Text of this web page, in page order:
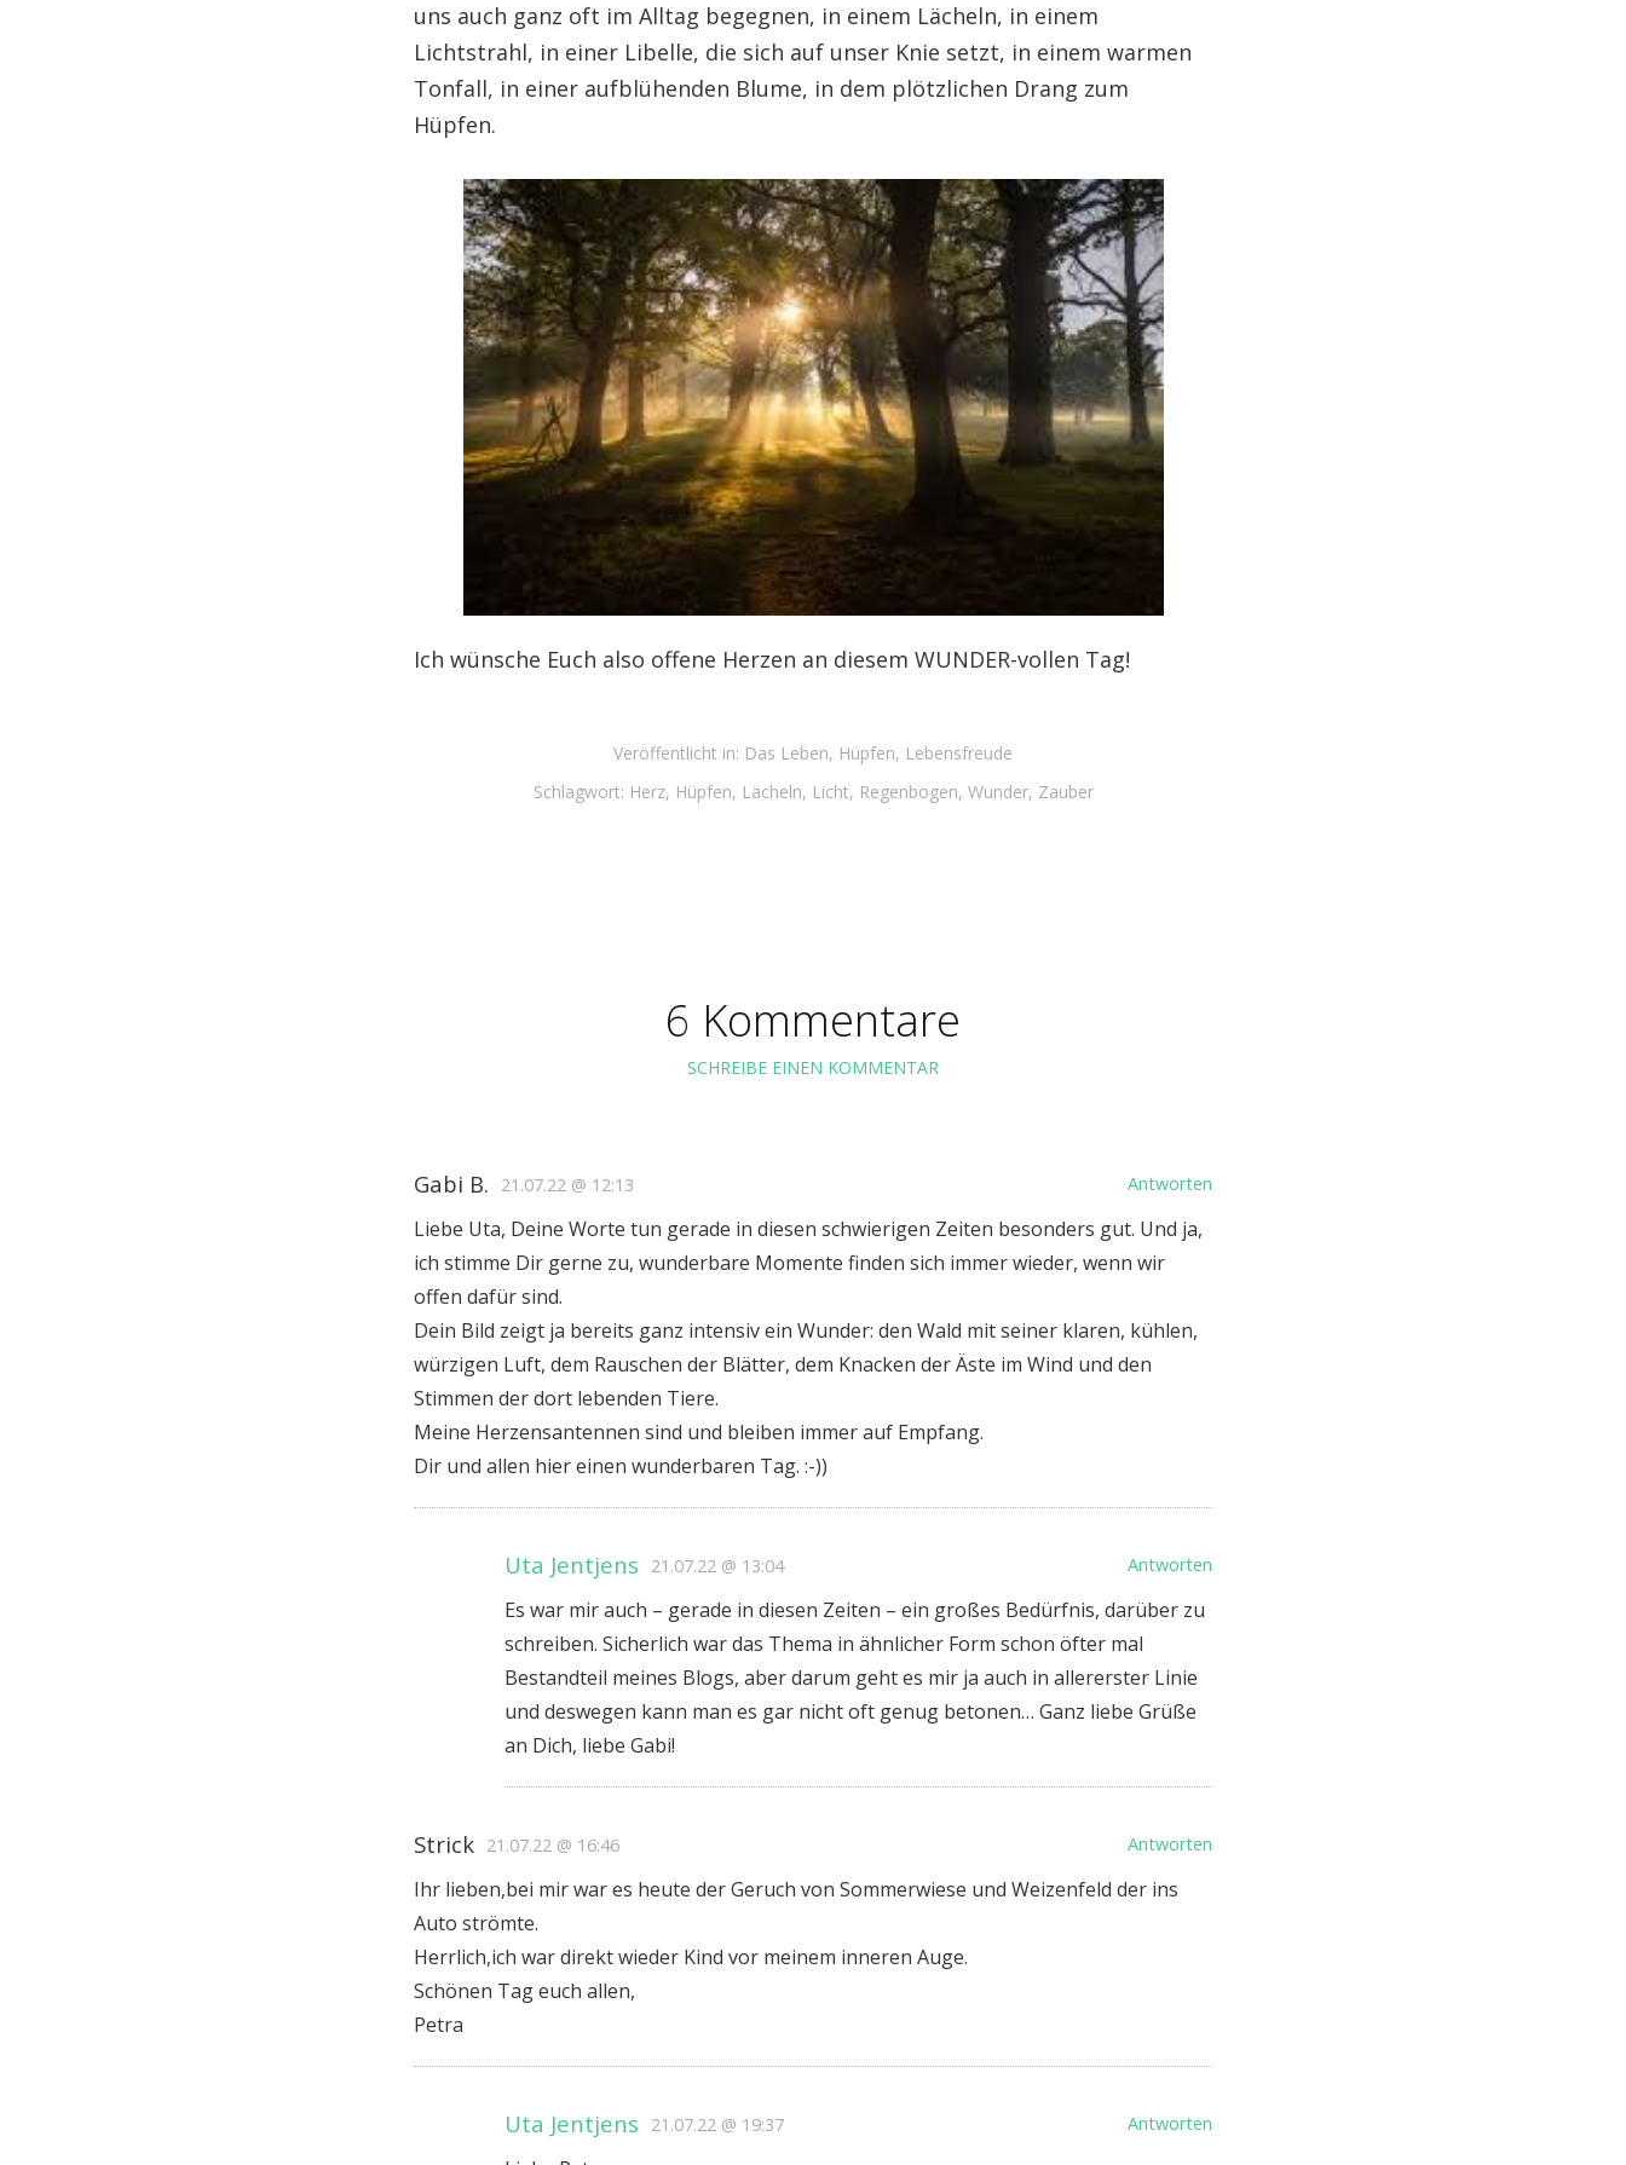
uns auch ganz oft im Alltag begegnen, in einem Lächeln, in einem
Lichtstrahl, in einer Libelle, die sich auf unser Knie setzt, in einem warmen
Tonfall, in einer aufblühenden Blume, in dem plötzlichen Drang zum
Hüpfen.
Ich wünsche Euch also offene Herzen an diesem WUNDER-vollen Tag!
Veröffentlicht in: Das Leben, Hüpfen, Lebensfreude
Schlagwort: Herz, Hüpfen, Lächeln, Licht, Regenbogen, Wunder, Zauber
6 Kommentare
SCHREIBE EINEN KOMMENTAR
Gabi B. Antworten
21.07.22 @ 12:13
Liebe Uta, Deine Worte tun gerade in diesen schwierigen Zeiten besonders gut. Und ja,
ich stimme Dir gerne zu, wunderbare Momente finden sich immer wieder, wenn wir
offen dafür sind.
Dein Bild zeigt ja bereits ganz intensiv ein Wunder: den Wald mit seiner klaren, kühlen,
würzigen Luft, dem Rauschen der Blätter, dem Knacken der Äste im Wind und den
Stimmen der dort lebenden Tiere.
Meine Herzensantennen sind und bleiben immer auf Empfang.
Dir und allen hier einen wunderbaren Tag. :-))
Uta Jentjens Antworten
21.07.22 @ 13:04
Es war mir auch – gerade in diesen Zeiten – ein großes Bedürfnis, darüber zu
schreiben. Sicherlich war das Thema in ähnlicher Form schon öfter mal
Bestandteil meines Blogs, aber darum geht es mir ja auch in allererster Linie
und deswegen kann man es gar nicht oft genug betonen… Ganz liebe Grüße
an Dich, liebe Gabi!
Strick Antworten
21.07.22 @ 16:46
Ihr lieben,bei mir war es heute der Geruch von Sommerwiese und Weizenfeld der ins
Auto strömte.
Herrlich,ich war direkt wieder Kind vor meinem inneren Auge.
Schönen Tag euch allen,
Petra
Uta Jentjens Antworten
21.07.22 @ 19:37